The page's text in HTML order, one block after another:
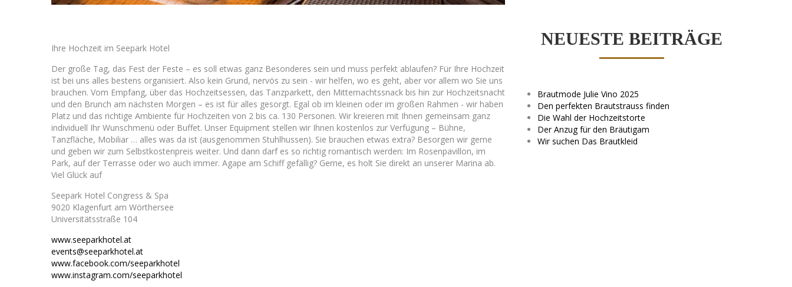
Ihre Hochzeit im Seepark Hotel
Der große Tag, das Fest der Feste – es soll etwas ganz Besonderes sein und muss perfekt ablaufen? Für Ihre Hochzeit
ist bei uns alles bestens organisiert. Also kein Grund, nervös zu sein - wir helfen, wo es geht, aber vor allem wo Sie uns
brauchen. Vom Empfang, über das Hochzeitsessen, das Tanzparkett, den Mitternachtssnack bis hin zur Hochzeitsnacht
und den Brunch am nächsten Morgen – es ist für alles gesorgt. Egal ob im kleinen oder im großen Rahmen - wir haben
Platz und das richtige Ambiente für Hochzeiten von 2 bis ca. 130 Personen. Wir kreieren mit Ihnen gemeinsam ganz
individuell Ihr Wunschmenü oder Buffet. Unser Equipment stellen wir Ihnen kostenlos zur Verfügung – Bühne,
Tanzfläche, Mobiliar … alles was da ist (ausgenommen Stuhlhussen). Sie brauchen etwas extra? Besorgen wir gerne
und geben wir zum Selbstkostenpreis weiter. Und dann darf es so richtig romantisch werden: Im Rosenpavillon, im
Park, auf der Terrasse oder wo auch immer. Agape am Schiff gefällig? Gerne, es holt Sie direkt an unserer Marina ab.
Viel Glück auf
Seepark Hotel Congress & Spa
9020 Klagenfurt am Wörthersee
Universitätsstraße 104
www.seeparkhotel.at
events@seeparkhotel.at
www.facebook.com/seeparkhotel
www.instagram.com/seeparkhotel
NEUESTE BEITRÄGE
Brautmode Julie Vino 2025
Den perfekten Brautstrauss finden
Die Wahl der Hochzeitstorte
Der Anzug für den Bräutigam
Wir suchen Das Brautkleid